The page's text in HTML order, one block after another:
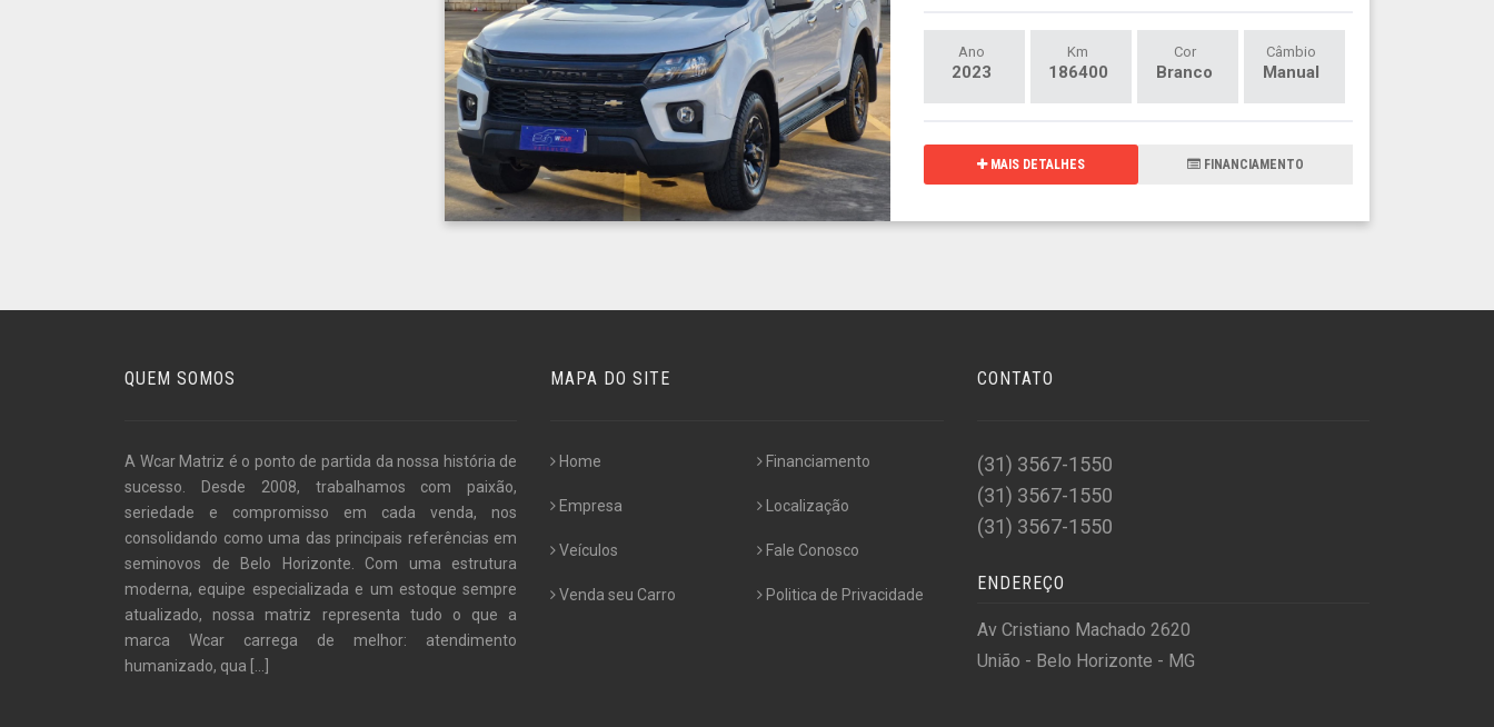
Ano
2023
Km
186400
Cor
Branco
Câmbio
Manual
MAIS DETALHES FINANCIAMENTO
QUEM SOMOS
A Wcar Matriz é o ponto de partida da nossa história de
sucesso. Desde 2008, trabalhamos com paixão,
seriedade e compromisso em cada venda, nos
consolidando como uma das principais referências em
seminovos de Belo Horizonte. Com uma estrutura
moderna, equipe especializada e um estoque sempre
atualizado, nossa matriz representa tudo o que a
marca Wcar carrega de melhor: atendimento
humanizado, qua
MAPA DO SITE
Home
Empresa
Veículos
Venda seu Carro
Financiamento
Localização
Fale Conosco
Politica de Privacidade
CONTATO
(31) 3567-1550
(31) 3567-1550
(31) 3567-1550
ENDEREÇO
Av Cristiano Machado 2620
União - Belo Horizonte - MG